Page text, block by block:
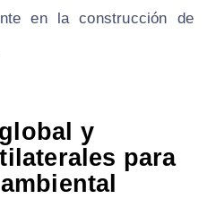
en la construcción de
y
para